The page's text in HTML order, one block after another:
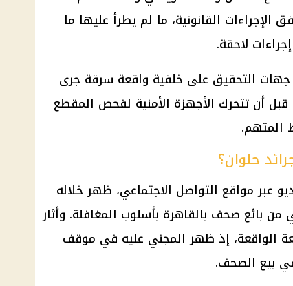
الإجراءات القانونية، ما لم يطرأ عليها ما
لاحقة.
جهات التحقيق على خلفية واقعة سرقة جرى
أن تتحرك الأجهزة الأمنية لفحص المقطع
المتهم.
حلوان؟
عبر مواقع التواصل الاجتماعي، ظهر خلاله
بائع صحف بالقاهرة بأسلوب المغافلة. وأثار
الواقعة، إذ ظهر المجني عليه في موقف
بيع الصحف.